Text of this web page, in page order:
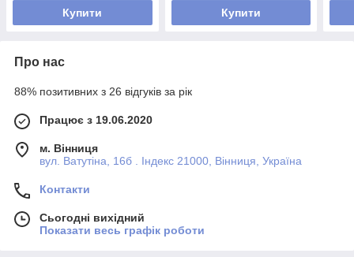
Купити Купити
Про нас
88% позитивних з 26 відгуків за рік
Працює з 19.06.2020
м. Вінниця
вул. Ватутіна, 16б . Індекс 21000, Вінниця, Україна
Контакти
Сьогодні вихідний
Показати весь графік роботи